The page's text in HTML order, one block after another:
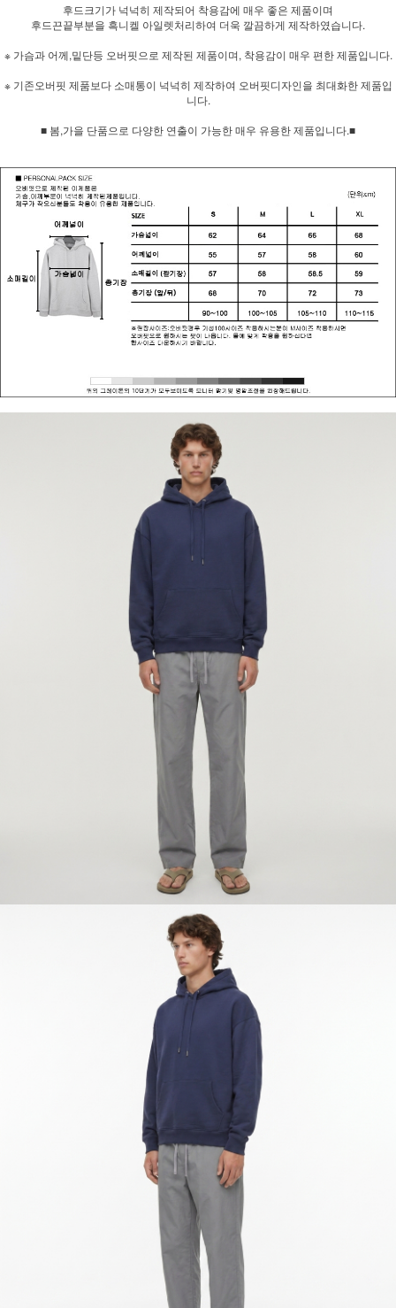
후드크기가 넉넉히 제작되어 착용감에 매우 좋은 제품이며
후드끈끝부분을 흑니켈 아일렛처리하여 더욱 깔끔하게 제작하였습니다.
※ 가슴과 어께,밑단등 오버핏으로 제작된 제품이며, 착용감이 매우 편한 제품입니다.
※ 기존오버핏 제품보다 소매통이 넉넉히 제작하여 오버핏디자인을 최대화한 제품입
니다.
■ 봄,가을 단품으로 다양한 연출이 가능한 매우 유용한 제품입니다.■